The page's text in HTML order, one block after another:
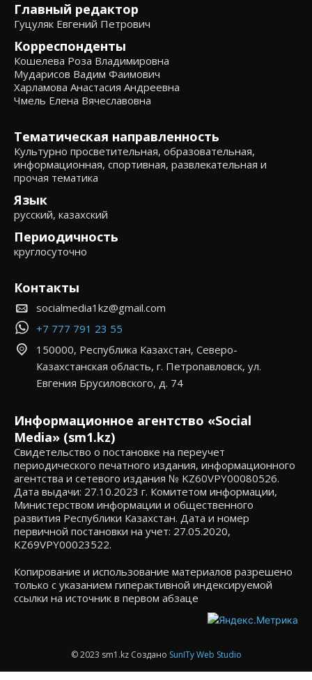
Главный редактор
Гуцуляк Евгений Петрович
Корреспонденты
Кошелева Роза Владимировна
Мударисов Вадим Фаимович
Харламова Анастасия Андреевна
Чмель Елена Вячеславовна
Тематическая направленность
Культурно просветительная, образовательная,
информационная, спортивная, развлекательная и
прочая тематика
Язык
русский, казахский
Периодичность
круглосуточно
Контакты
socialmedia1kz@gmail.com
+7 777 791 23 55
150000, Республика Казахстан, Северо-
Казахстанская область, г. Петропавловск, ул.
Евгения Брусиловского, д. 74
Информационное агентство «Social
Media» (sm1.kz)
Свидетельство о постановке на переучет
периодического печатного издания, информационного
агентства и сетевого издания № KZ60VPY00080526.
Дата выдачи: 27.10.2023 г. Комитетом информации,
Министерством информации и общественного
развития Республики Казахстан. Дата и номер
первичной постановки на учет: 27.05.2020,
KZ69VPY00023522.
Копирование и использование материалов разрешено
только с указанием гиперактивной индексируемой
ссылки на источник в первом абзаце
© 2023 sm1.kz Создано SunITy Web Studio